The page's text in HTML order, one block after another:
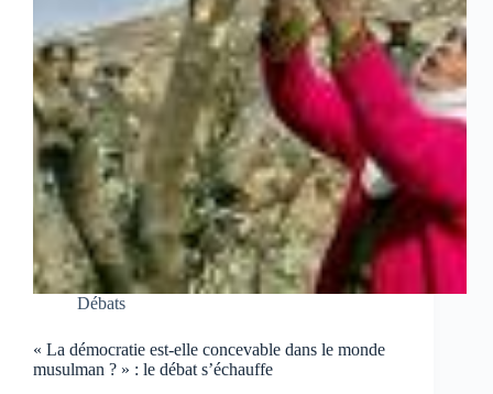
Débats
« La démocratie est-elle concevable dans le monde
musulman ? » : le débat s’échauffe